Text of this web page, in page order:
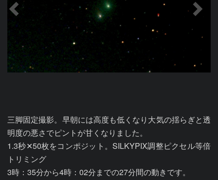
三脚固定撮影。早朝には高度も低くなり大気の揺らぎと透
明度の悪さでピントが甘くなりました。
1.3秒✕50枚をコンポジット。SILKYPIX調整ピクセル等倍
トリミング
3時：35分から4時：02分までの27分間の動きです。